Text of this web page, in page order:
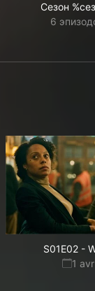
Сезон
6
S01E02 -
1